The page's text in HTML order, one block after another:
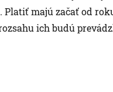
majú začať od
ich budú